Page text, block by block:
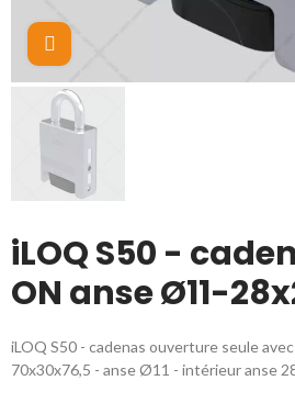
Cliquez pour agrandir
iLOQ S50 -
ON anse Ø11-
iLOQ S50 - cadenas ouverture seule
70x30x76,5 - anse Ø11 - intérieur anse